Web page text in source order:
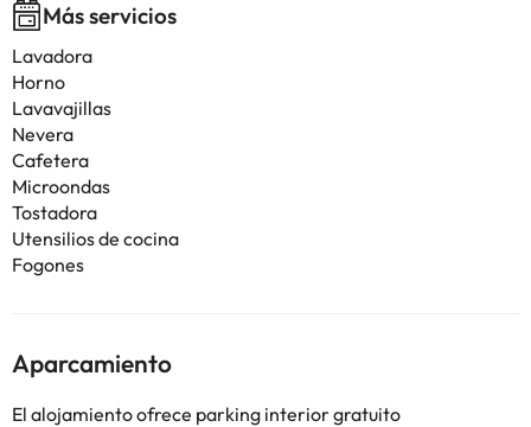
Más servicios
Lavadora
Horno
Lavavajillas
Nevera
Cafetera
Microondas
Tostadora
Utensilios de cocina
Fogones
Aparcamiento
El alojamiento ofrece parking interior gratuito